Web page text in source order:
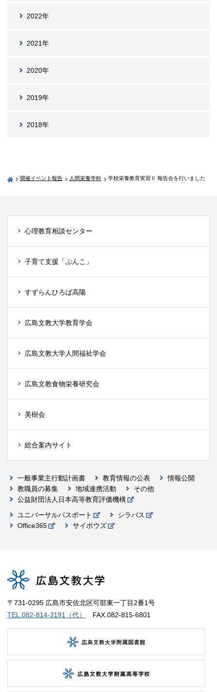
2022年
2021年
2020年
2019年
2018年
開催イベント報告 人間栄養学科 学校栄養教育実習Ⅱ 報告会を行いました
心理教育相談センター
子育て支援「ぶんこ」
すずらんひろば高陽
広島文教大学教育学会
広島文教大学人間福祉学会
広島文教食物栄養研究会
美樹会
総合案内サイト
一般事業主行動計画書 教育情報の公表
情報公開
教職員の募集
地域連携活動
その他
公益財団法人日本高等教育評価機構
ユニバーサルパスポート
シラバス
Office365
サイボウズ
〒731-0295 広島市安佐北区可部東一丁目2番1号
TEL.082-814-3191（代）
FAX.082-815-6801